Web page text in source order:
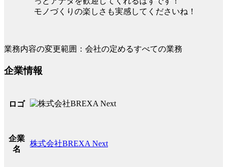
モノづくりの楽しさも実感してくださいね！
業務内容の変更範囲：会社の定めるすべての業務
企業情報
ロゴ
企業
名
株式会社BREXA Next